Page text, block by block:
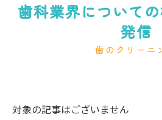
歯科業界について
発信
歯のクリーニ
対象の記事はございません